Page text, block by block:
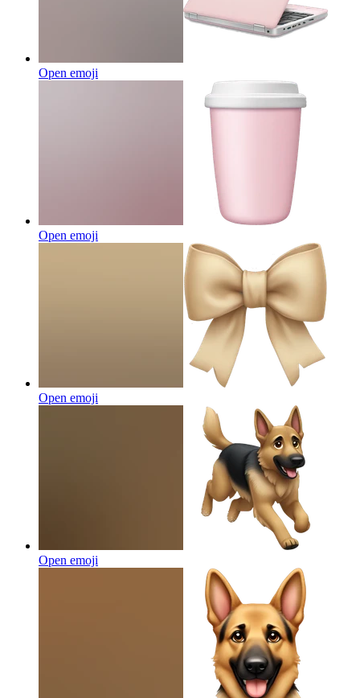
Open emoji
Open emoji
Open emoji
Open emoji